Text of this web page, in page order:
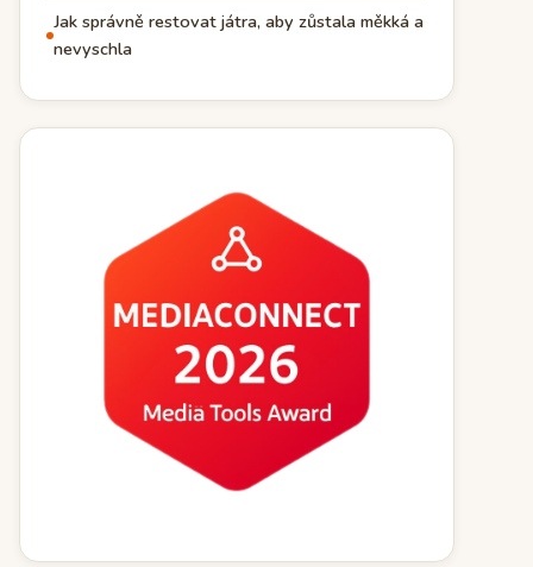
Jak správně restovat játra, aby zůstala měkká a
nevyschla